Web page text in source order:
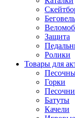
Защита
Ролики
Товары для
Горки
Батуты
Качели